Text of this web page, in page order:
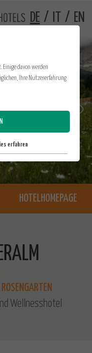
DE / / EN
Wellnesshotel
HOTELHOMEPAGE
Einige davon werden
Ihre Nutzererfahrung
erfahren